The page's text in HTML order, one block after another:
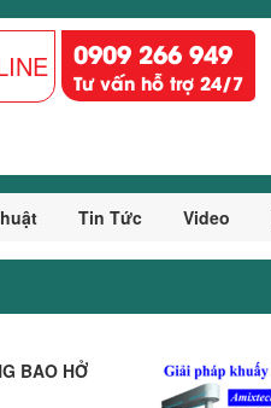
0909 266 949
Tư vấn hỗ trợ 24/7
Tin Tức Video
BAO HỞ